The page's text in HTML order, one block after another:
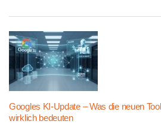
Googles KI-Update – Was die neuen
wirklich bedeuten